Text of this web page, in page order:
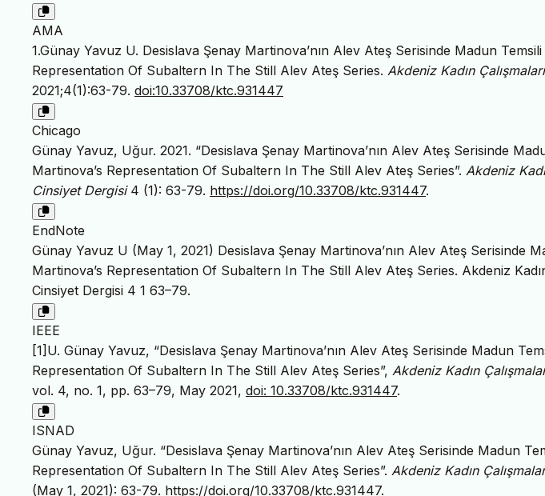
AMA
1.Günay Yavuz U. Desislava Şenay Martinova’nın Alev Ateş Serisinde Madun
Representation Of Subaltern In The Still Alev Ateş Series. Akdeniz Kadın
2021;4(1):63-79. doi:10.33708/ktc.931447
Chicago
Günay Yavuz, Uğur. 2021. “Desislava Şenay Martinova’nın Alev Ateş Serisinde
Martinova’s Representation Of Subaltern In The Still Alev Ateş Series”. Akdeniz
Cinsiyet Dergisi4 (1): 63-79. https://doi.org/10.33708/ktc.931447.
EndNote
Günay Yavuz U (May 1, 2021) Desislava Şenay Martinova’nın Alev Ateş Serisinde
Martinova’s Representation Of Subaltern In The Still Alev Ateş Series. Akdeniz
Cinsiyet Dergisi 4 1 63–79.
IEEE
[1]U. Günay Yavuz, “Desislava Şenay Martinova’nın Alev Ateş Serisinde Madun
Representation Of Subaltern In The Still Alev Ateş Series”, Akdeniz Kadın
vol. 4, no. 1, pp. 63–79, May 2021, doi: 10.33708/ktc.931447.
ISNAD
Günay Yavuz, Uğur. “Desislava Şenay Martinova’nın Alev Ateş Serisinde Madun
Representation Of Subaltern In The Still Alev Ateş Series”. Akdeniz Kadın
(May 1, 2021): 63-79. https://doi.org/10.33708/ktc.931447.